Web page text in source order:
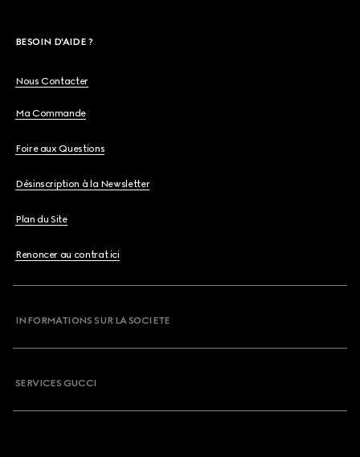
BESOIN D'AIDE ?
Nous Contacter
Ma Commande
Foire aux Questions
Désinscription à la Newsletter
Plan du Site
Renoncer au contrat ici
INFORMATIONS SUR LA SOCIETE
SERVICES GUCCI